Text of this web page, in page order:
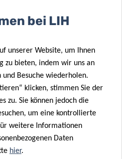
bei LIH
unserer Website, um Ihnen
zu bieten, indem wir uns an
und Besuche wiederholen.
klicken, stimmen Sie der
zu. Sie können jedoch die
um eine kontrollierte
weitere Informationen
Daten
hier.